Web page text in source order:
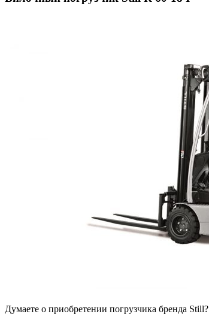
Думаете о приобретении погрузчика бренда Still?